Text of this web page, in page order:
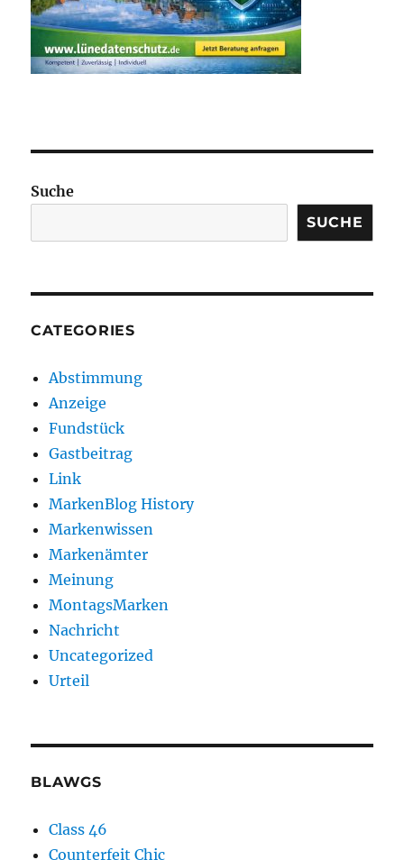
Suche
SUCHE
CATEGORIES
Abstimmung
Anzeige
Fundstück
Gastbeitrag
Link
MarkenBlog History
Markenwissen
Markenämter
Meinung
MontagsMarken
Nachricht
Uncategorized
Urteil
BLAWGS
Class 46
Counterfeit Chic